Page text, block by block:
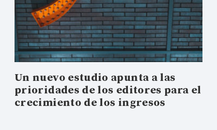
Un nuevo estudio apunta a las
prioridades de los editores para el
crecimiento de los ingresos